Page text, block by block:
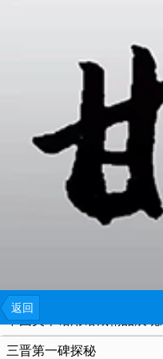
返回
粮画小镇，以粮为色。
光影下的孤寂 | 美国都市
潘天寿的画：只可欣赏，不
航拍太行观天佛，探秘神奇
李泽厚：中国艺术意境的最
黄宾虹：看髡残的画，就
中国美术馆用馆藏精品展现
三晋第一碑探秘